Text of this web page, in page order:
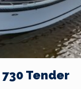
730 Tender